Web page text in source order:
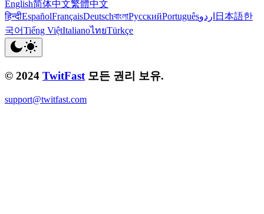
English简体中文繁體中文
हिन्दीEspañolFrançaisDeutschবাংলাРусскийPortuguêsاردو 日本語한
국어Tiếng ViệtItalianoไทยTürkçe
© 2024 TwitFast 모든 권리 보유.
support@twitfast.com